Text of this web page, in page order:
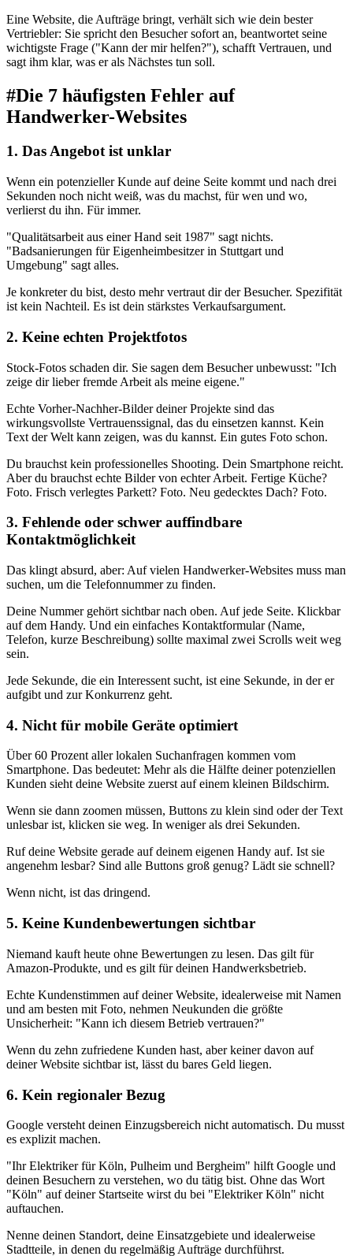
Eine Website, die Aufträge bringt, verhält sich wie dein bester
Vertriebler: Sie spricht den Besucher sofort an, beantwortet seine
wichtigste Frage ("Kann der mir helfen?"), schafft Vertrauen, und
sagt ihm klar, was er als Nächstes tun soll.
#Die 7 häufigsten Fehler auf
Handwerker-Websites
1. Das Angebot ist unklar
Wenn ein potenzieller Kunde auf deine Seite kommt und nach drei
Sekunden noch nicht weiß, was du machst, für wen und wo,
verlierst du ihn. Für immer.
"Qualitätsarbeit aus einer Hand seit 1987" sagt nichts.
"Badsanierungen für Eigenheimbesitzer in Stuttgart und
Umgebung" sagt alles.
Je konkreter du bist, desto mehr vertraut dir der Besucher. Spezifität
ist kein Nachteil. Es ist dein stärkstes Verkaufsargument.
2. Keine echten Projektfotos
Stock-Fotos schaden dir. Sie sagen dem Besucher unbewusst: "Ich
zeige dir lieber fremde Arbeit als meine eigene."
Echte Vorher-Nachher-Bilder deiner Projekte sind das
wirkungsvollste Vertrauenssignal, das du einsetzen kannst. Kein
Text der Welt kann zeigen, was du kannst. Ein gutes Foto schon.
Du brauchst kein professionelles Shooting. Dein Smartphone reicht.
Aber du brauchst echte Bilder von echter Arbeit. Fertige Küche?
Foto. Frisch verlegtes Parkett? Foto. Neu gedecktes Dach? Foto.
3. Fehlende oder schwer auffindbare
Kontaktmöglichkeit
Das klingt absurd, aber: Auf vielen Handwerker-Websites muss man
suchen, um die Telefonnummer zu finden.
Deine Nummer gehört sichtbar nach oben. Auf jede Seite. Klickbar
auf dem Handy. Und ein einfaches Kontaktformular (Name,
Telefon, kurze Beschreibung) sollte maximal zwei Scrolls weit weg
sein.
Jede Sekunde, die ein Interessent sucht, ist eine Sekunde, in der er
aufgibt und zur Konkurrenz geht.
4. Nicht für mobile Geräte optimiert
Über 60 Prozent aller lokalen Suchanfragen kommen vom
Smartphone. Das bedeutet: Mehr als die Hälfte deiner potenziellen
Kunden sieht deine Website zuerst auf einem kleinen Bildschirm.
Wenn sie dann zoomen müssen, Buttons zu klein sind oder der Text
unlesbar ist, klicken sie weg. In weniger als drei Sekunden.
Ruf deine Website gerade auf deinem eigenen Handy auf. Ist sie
angenehm lesbar? Sind alle Buttons groß genug? Lädt sie schnell?
Wenn nicht, ist das dringend.
5. Keine Kundenbewertungen sichtbar
Niemand kauft heute ohne Bewertungen zu lesen. Das gilt für
Amazon-Produkte, und es gilt für deinen Handwerksbetrieb.
Echte Kundenstimmen auf deiner Website, idealerweise mit Namen
und am besten mit Foto, nehmen Neukunden die größte
Unsicherheit: "Kann ich diesem Betrieb vertrauen?"
Wenn du zehn zufriedene Kunden hast, aber keiner davon auf
deiner Website sichtbar ist, lässt du bares Geld liegen.
6. Kein regionaler Bezug
Google versteht deinen Einzugsbereich nicht automatisch. Du musst
es explizit machen.
"Ihr Elektriker für Köln, Pulheim und Bergheim" hilft Google und
deinen Besuchern zu verstehen, wo du tätig bist. Ohne das Wort
"Köln" auf deiner Startseite wirst du bei "Elektriker Köln" nicht
auftauchen.
Nenne deinen Standort, deine Einsatzgebiete und idealerweise
Stadtteile, in denen du regelmäßig Aufträge durchführst.